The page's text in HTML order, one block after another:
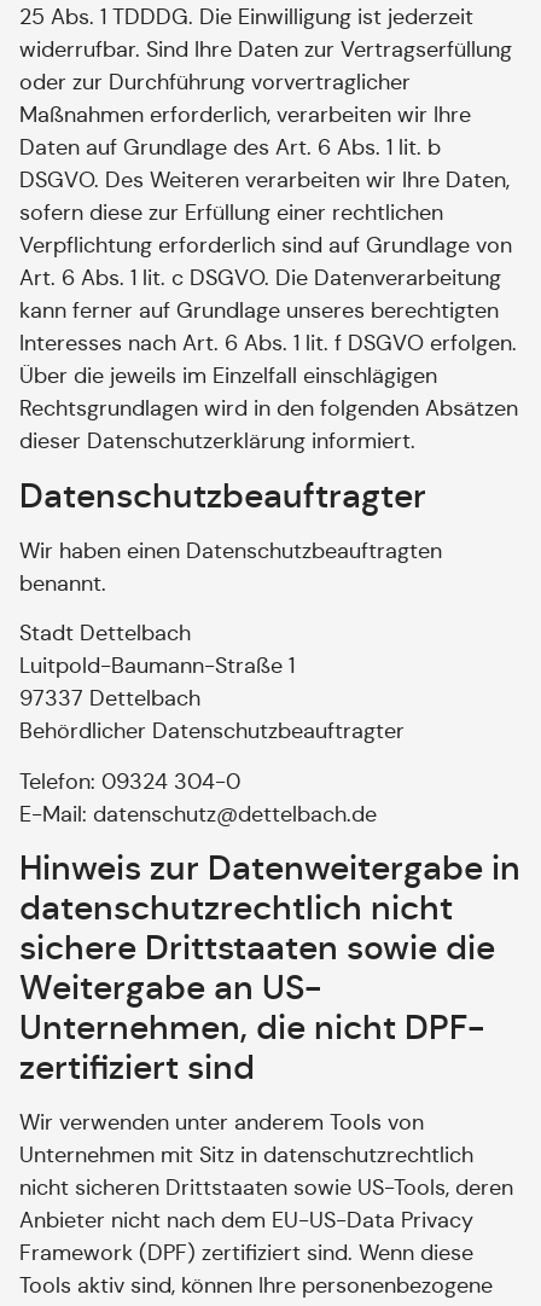
25 Abs. 1 TDDDG. Die Einwilligung ist jederzeit
widerrufbar. Sind Ihre Daten zur Vertragserfüllung
oder zur Durchführung vorvertraglicher
Maßnahmen erforderlich, verarbeiten wir Ihre
Daten auf Grundlage des Art. 6 Abs. 1 lit. b
DSGVO. Des Weiteren verarbeiten wir Ihre Daten,
sofern diese zur Erfüllung einer rechtlichen
Verpflichtung erforderlich sind auf Grundlage von
Art. 6 Abs. 1 lit. c DSGVO. Die Datenverarbeitung
kann ferner auf Grundlage unseres berechtigten
Interesses nach Art. 6 Abs. 1 lit. f DSGVO erfolgen.
Über die jeweils im Einzelfall einschlägigen
Rechtsgrundlagen wird in den folgenden Absätzen
dieser Datenschutzerklärung informiert.
Datenschutz­beauftragter
Wir haben einen Datenschutzbeauftragten
benannt.
Stadt Dettelbach
Luitpold-Baumann-Straße 1
97337 Dettelbach
Behördlicher Datenschutzbeauftragter
Telefon: 09324 304-0
E-Mail: datenschutz@dettelbach.de
Hinweis zur Datenweitergabe in
datenschutzrechtlich nicht
sichere Drittstaaten sowie die
Weitergabe an US-
Unternehmen, die nicht DPF-
zertifiziert sind
Wir verwenden unter anderem Tools von
Unternehmen mit Sitz in datenschutzrechtlich
nicht sicheren Drittstaaten sowie US-Tools, deren
Anbieter nicht nach dem EU-US-Data Privacy
Framework (DPF) zertifiziert sind. Wenn diese
Tools aktiv sind, können Ihre personenbezogene